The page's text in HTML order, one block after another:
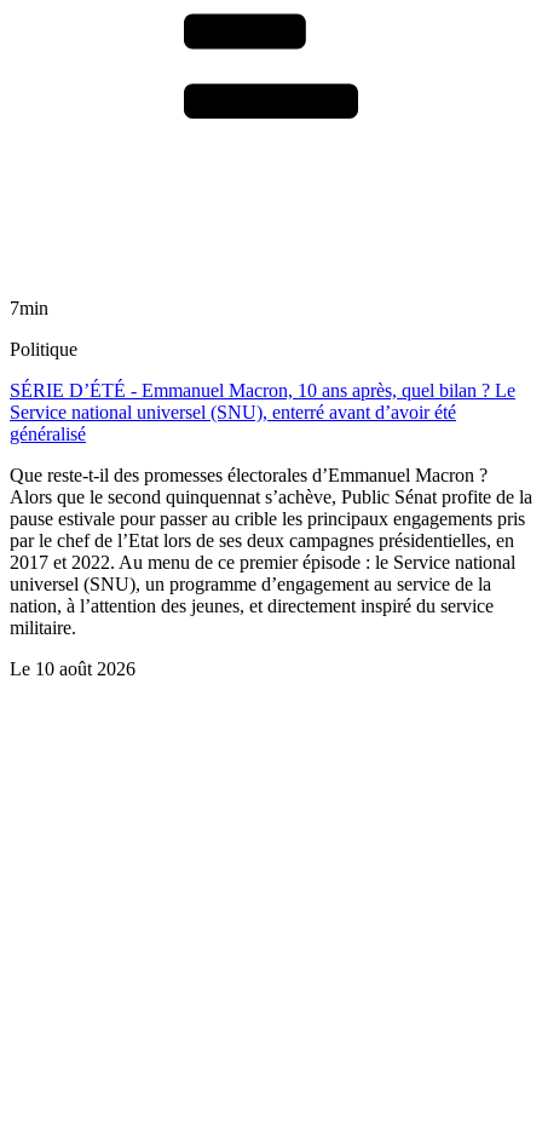
7min
Politique
SÉRIE D’ÉTÉ - Emmanuel Macron, 10 ans après, quel bilan ? Le
Service national universel (SNU), enterré avant d’avoir été
généralisé
Que reste-t-il des promesses électorales d’Emmanuel Macron ?
Alors que le second quinquennat s’achève, Public Sénat profite de la
pause estivale pour passer au crible les principaux engagements pris
par le chef de l’Etat lors de ses deux campagnes présidentielles, en
2017 et 2022. Au menu de ce premier épisode : le Service national
universel (SNU), un programme d’engagement au service de la
nation, à l’attention des jeunes, et directement inspiré du service
militaire.
Le 10 août 2026